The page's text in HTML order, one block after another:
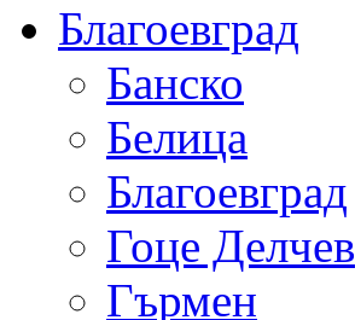
Благоевград
Банско
Белица
Благоевград
Гоце Делчев
Гърмен